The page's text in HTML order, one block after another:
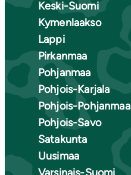
Keski-Suomi
Kymenlaakso
Lappi
Pirkanmaa
Pohjanmaa
Pohjois-Karjala
Pohjois-Pohjanmaa
Pohjois-Savo
Satakunta
Uusimaa